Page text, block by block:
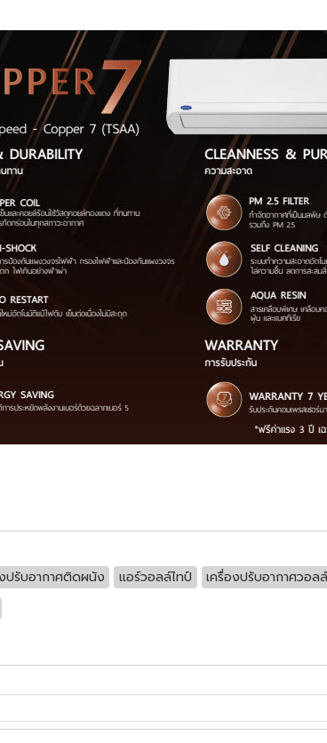
ปรับอากาศติดผนัง แอร์วอลล์ไทป์ เครื่องปรับอากาศวอล